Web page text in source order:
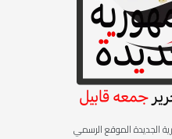
الجديدة الموقع الرسمي